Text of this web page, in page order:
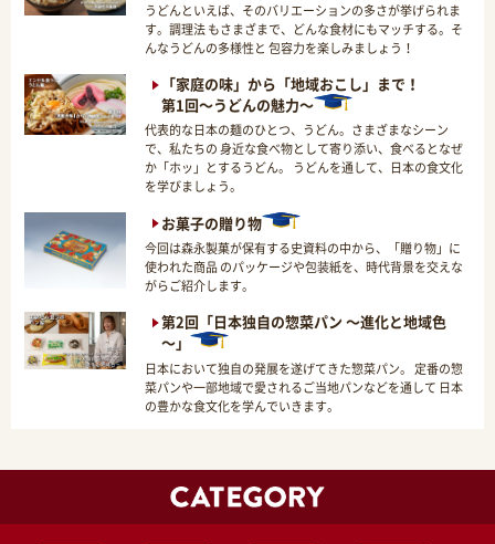
うどんといえば、そのバリエーションの多さが挙げられま
す。調理法 もさまざまで、どんな食材にもマッチする。そ
んなうどんの多様性と 包容力を楽しみましょう！
「家庭の味」から「地域おこし」まで！
第1回～うどんの魅力～
代表的な日本の麺のひとつ、うどん。さまざまなシーン
で、私たちの 身近な食べ物として寄り添い、食べるとなぜ
か「ホッ」とするうどん。 うどんを通して、日本の食文化
を学びましょう。
お菓子の贈り物
今回は森永製菓が保有する史資料の中から、「贈り物」に
使われた商品 のパッケージや包装紙を、時代背景を交えな
がらご紹介します。
第2回「日本独自の惣菜パン ～進化と地域色
～」
日本において独自の発展を遂げてきた惣菜パン。 定番の惣
菜パンや一部地域で愛されるご当地パンなどを通して 日本
の豊かな食文化を学んでいきます。